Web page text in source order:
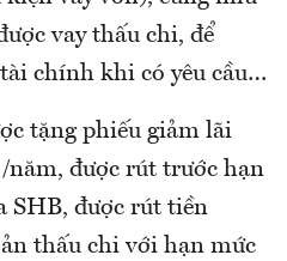
vay thấu chi, để
chính khi có yêu cầu…
tặng phiếu giảm lãi
năm, được rút trước hạn
SHB, được rút tiền
thấu chi với hạn mức